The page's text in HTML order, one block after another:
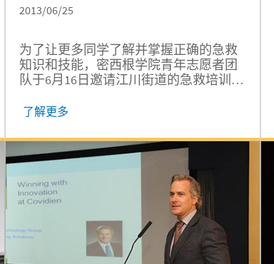
2013/06/25
为了让更多同学了解并掌握正确的急救
知识和技能，密西根学院青年志愿者团
队于6月16日邀请江川街道的急救培训老
训课。
了解更多